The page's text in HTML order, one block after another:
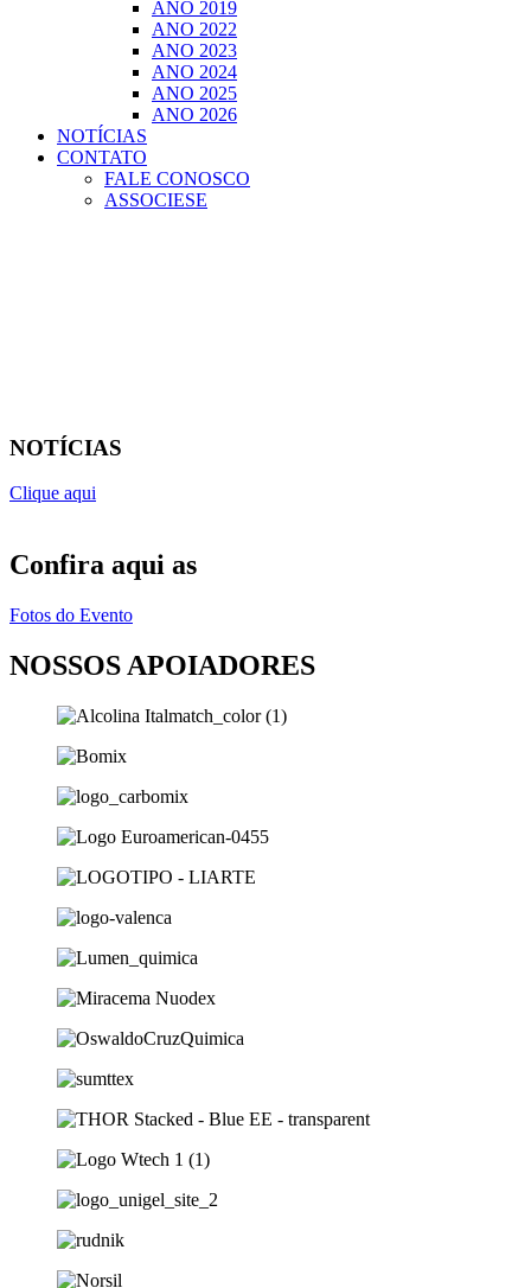
ANO 2019
ANO 2022
ANO 2023
ANO 2024
ANO 2025
ANO 2026
NOTÍCIAS
CONTATO
FALE CONOSCO
ASSOCIESE
NOTÍCIAS
Clique aqui
Confira aqui as
Fotos do Evento
NOSSOS APOIADORES